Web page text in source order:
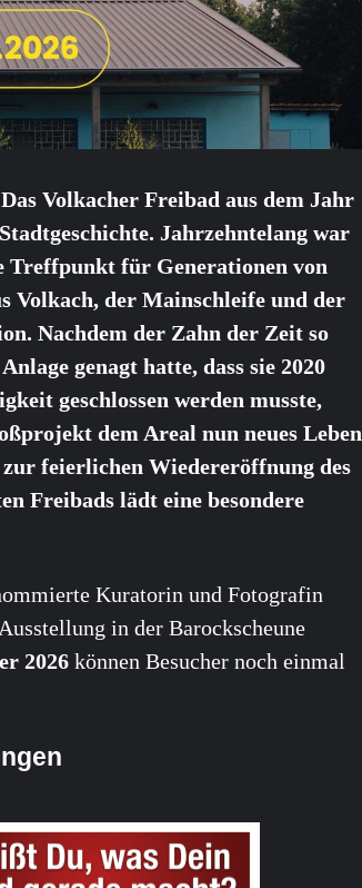
Volkacher Freibad aus dem Jahr
Jahrzehntelang war
Treffpunkt für Generationen von
Volkach, der Mainschleife und der
Nachdem der Zahn der Zeit so
genagt hatte, dass sie 2020
geschlossen werden musste,
dem Areal nun neues Leben
feierlichen Wiedereröffnung des
Freibads lädt eine besondere
Kuratorin und Fotografin
in der Barockscheune
2026 können Besucher noch einmal